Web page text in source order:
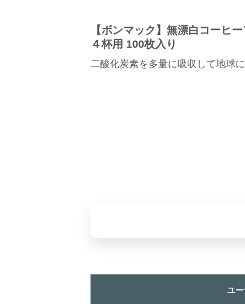
【ボンマック】無漂白コーヒ
４杯用 100枚入り
二酸化炭素を多量に吸収して地球
ユ